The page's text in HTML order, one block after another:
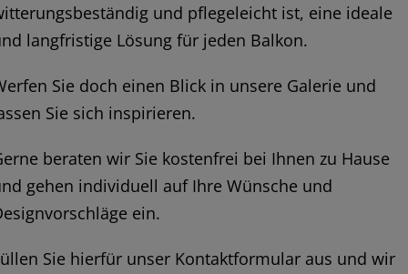
und pflegeleicht ist, eine ideale
langfristige Lösung für jeden Balkon.
Sie doch einen Blick in unsere Galerie und
Sie sich inspirieren.
beraten wir Sie kostenfrei bei Ihnen zu Hause
gehen individuell auf Ihre Wünsche und
ein.
Sie hierfür unser Kontaktformular aus und wir